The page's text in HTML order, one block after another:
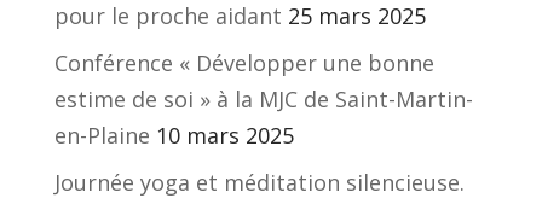
pour le proche aidant 25 mars 2025
Conférence « Développer une bonne
estime de soi » à la MJC de Saint-Martin-
en-Plaine 10 mars 2025
Journée yoga et méditation silencieuse.